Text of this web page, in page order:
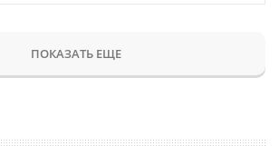
ПОКАЗАТЬ ЕЩЕ